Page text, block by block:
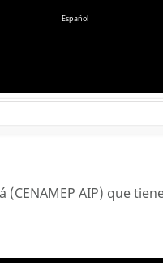
Español
AIP) que